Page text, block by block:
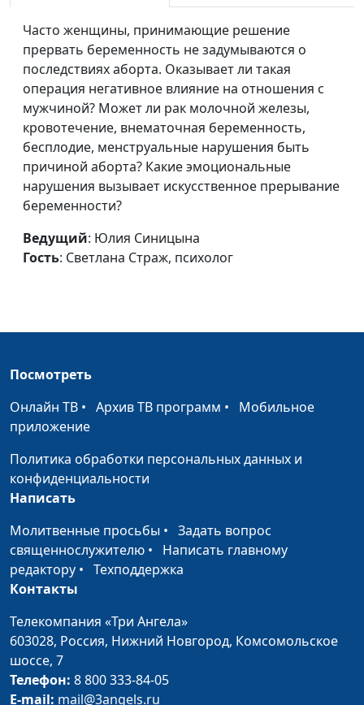
Секреты счастья
Ольга Ижогина,
практический
Управление стрессом на
углубленном уровне
Юлия Синицына ,
Ольга Ижогина,
практический
психолог
Управление стрессом
практический
психолог
практический
управление стрессом
Ольга Ижогина,
Стресс и способность
меняться
психолог
Наши представления и
стресс (вторая часть)
Наши представления и
стресс (первая часть)
Часто женщины, принимающие решение
прервать беременность не задумываются о
последствиях аборта. Оказывает ли такая
операция негативное влияние на отношения с
мужчиной? Может ли рак молочной железы,
кровотечение, внематочная беременность,
бесплодие, менструальные нарушения быть
причиной аборта? Какие эмоциональные
нарушения вызывает искусственное прерывание
беременности?
Ведущий: Юлия Синицына
Гость: Светлана Страж, психолог
Посмотреть
Онлайн ТВ • Архив ТВ программ • Мобильное
приложение
Политика обработки персональных данных и
конфиденциальности
Написать
Молитвенные просьбы • Задать вопрос
священнослужителю • Написать главному
редактору • Техподдержка
Контакты
Телекомпания «Три Ангела»
603028, Россия, Нижний Новгород, Комсомольское
шоссе, 7
Телефон: 8 800 333-84-05
E-mail: mail@3angels.ru